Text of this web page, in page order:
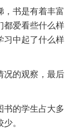
，书是有着丰富
都爱看些什么样
习中起了什么样
况的观察，最后
书的学生占大多
。